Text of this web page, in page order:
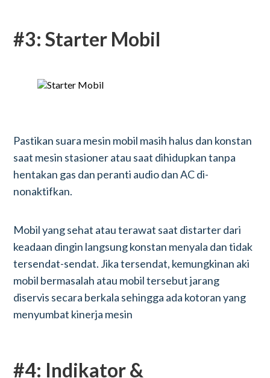
#3: Starter Mobil
Pastikan suara mesin mobil masih halus dan konstan
saat mesin stasioner atau saat dihidupkan tanpa
hentakan gas dan peranti audio dan AC di-
nonaktifkan.
Mobil yang sehat atau terawat saat distarter dari
keadaan dingin langsung konstan menyala dan tidak
tersendat-sendat. Jika tersendat, kemungkinan aki
mobil bermasalah atau mobil tersebut jarang
diservis secara berkala sehingga ada kotoran yang
menyumbat kinerja mesin
#4: Indikator &